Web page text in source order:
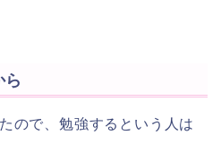
ら
ので、勉強するという人は